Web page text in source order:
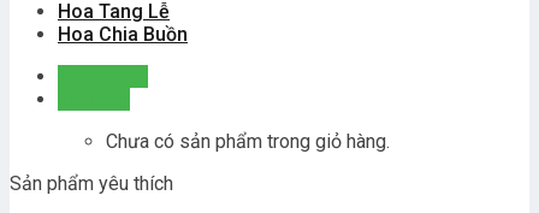
Hoa Tang Lễ
Hoa Chia Buồn
Chưa có sản phẩm trong giỏ hàng.
Sản phẩm yêu thích